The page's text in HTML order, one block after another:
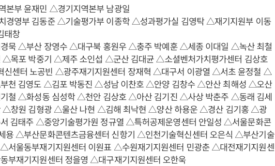
본부 윤재민 △경기지역본부 남광일
경영부 김동준 △기술평가부 이종학 △성과평가실 김영탁 △재기지원부 이동
태창
묵 △부산 장영수 △대구북 홍원우 △충주 박예훈 △세종 이대일 △녹산 최철
목포 박중기 △제주 소인섭 △군산 김대균 △소셜벤처가치평가센터 김상호
신센터 노공빈 △광주재기지원센터 장재혁 △대구서 이광열 △서초 윤정철 △
천 김영도 △김포 박동진 △성남 이찬호 △안양 김창수 △안산 최해성 △오산
철 △화성동 심성학 △천안 김상호 △아산 김기진 △사상 박춘주 △동래 김세
△창원 김형광 △울산 나현 △김해 최낙현 △양산 하용운 △경산 김기홍 △광
김태주 △중앙기술평가원 정규열 △특허공제운영센터 안일성 △서울문화콘
용 △부산문화콘텐츠금융센터 신항기 △인천기술혁신센터 오은식 △부산기술
서울동부재기지원센터 이원표 △수원재기지원센터 민광춘 △대전재기지원센
부재기지원센터 정을영 △대구재기지원센터 오한욱